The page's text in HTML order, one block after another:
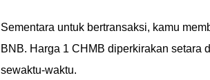
Sementara untuk bertransaksi, kamu
BNB. Harga 1 CHMB diperkirakan setara
sewaktu-waktu.